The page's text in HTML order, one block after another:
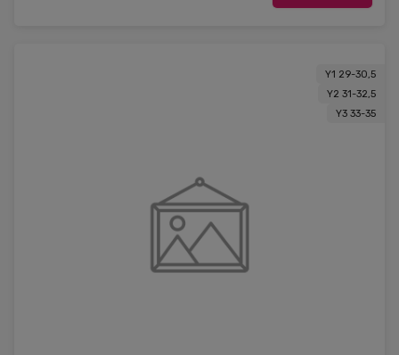
Y1 29-30,5
Y2 31-32,5
Y3 33-35